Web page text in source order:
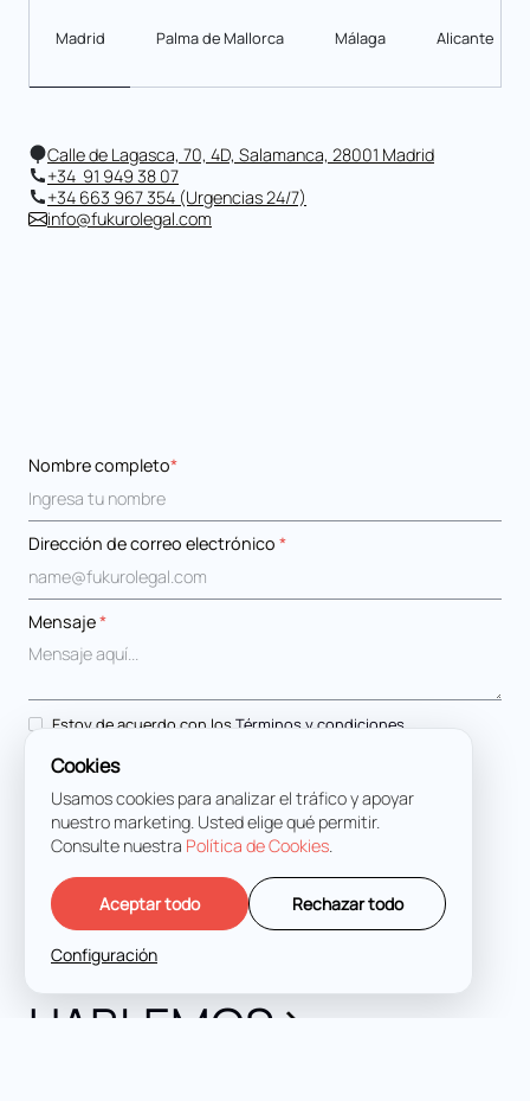
Madrid Palma de Mallorca Málaga Alicante
Calle de Lagasca, 70, 4D, Salamanca, 28001 Madrid
+34 91 949 38 07
+34 663 967 354 (Urgencias 24/7)
info@fukurolegal.com
Nombre completo*
Dirección de correo electrónico *
Mensaje*
Estoy de acuerdo con losTérminos y condiciones
HABLEMOS
Cookies
Usamos cookies para analizar el tráfico y apoyar
nuestro marketing. Usted elige qué permitir.
Consulte nuestra Política de Cookies.
Aceptar todo Rechazar todo
Configuración